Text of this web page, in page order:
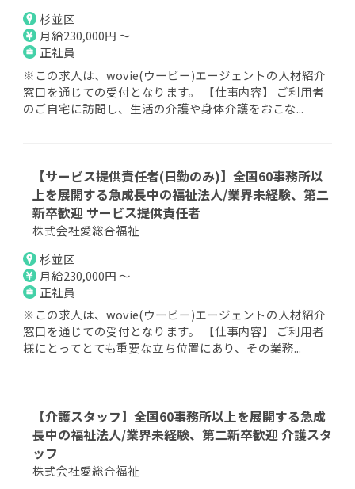
杉並区
月給230,000円 ～
正社員
※この求人は、wovie(ウービー)エージェントの人材紹介
窓口を通じての受付となります。 【仕事内容】 ご利用者
のご自宅に訪問し、生活の介護や身体介護をおこな...
【サービス提供責任者(日勤のみ)】全国60事務所以
上を展開する急成長中の福祉法人/業界未経験、第二
新卒歓迎 サービス提供責任者
株式会社愛総合福祉
杉並区
月給230,000円 ～
正社員
※この求人は、wovie(ウービー)エージェントの人材紹介
窓口を通じての受付となります。 【仕事内容】 ご利用者
様にとってとても重要な立ち位置にあり、その業務...
【介護スタッフ】全国60事務所以上を展開する急成
長中の福祉法人/業界未経験、第二新卒歓迎 介護スタ
ッフ
株式会社愛総合福祉